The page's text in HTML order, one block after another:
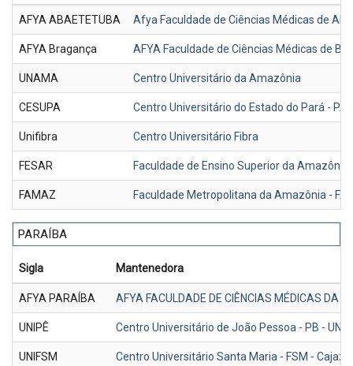
AFYA ABAETETUBA Afya Faculdade de Ciências Médicas de
AFYA Bragança AFYA Faculdade de Ciências Médicas de
UNAMA Centro Universitário da Amazônia
CESUPA Centro Universitário do Estado do Pará - PA
Unifibra Centro Universitário Fibra
FESAR Faculdade de Ensino Superior da Amazônia
FAMAZ Faculdade Metropolitana da Amazônia -
PARAÍBA
Sigla Mantenedora
AFYA PARAÍBA AFYA FACULDADE DE CIÊNCIAS MÉDICAS DA
UNIPÊ Centro Universitário de João Pessoa - PB -
UNIFSM Centro Universitário Santa Maria - FSM -